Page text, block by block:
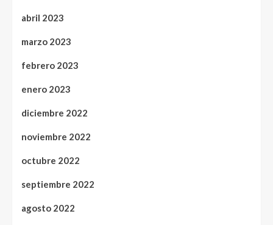
abril 2023
marzo 2023
febrero 2023
enero 2023
diciembre 2022
noviembre 2022
octubre 2022
septiembre 2022
agosto 2022